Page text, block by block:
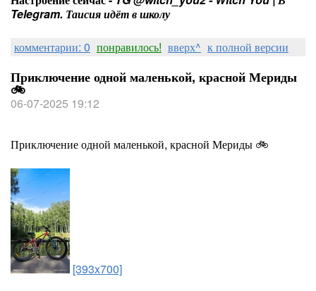
Telegram. Таисия идёт в школу
комментарии: 0 понравилось! вверх^ к полной версии
Приключение одной маленькой, красной Мериды
🚲
06-07-2025 19:12
Приключение одной маленькой, красной Мериды 🚲
[393x700]